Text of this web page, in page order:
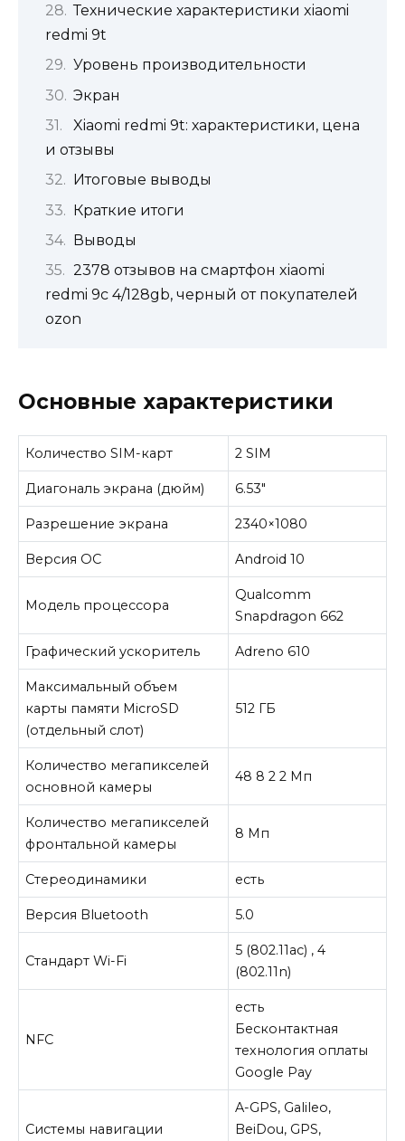
Технические характеристики xiaomi
redmi 9t
Уровень производительности
Экран
Xiaomi redmi 9t: характеристики, цена
и отзывы
Итоговые выводы
Краткие итоги
Выводы
2378 отзывов на смартфон xiaomi
redmi 9c 4/128gb, черный от покупателей
ozon
Основные характеристики
Количество SIM-карт 2 SIM
Диагональ экрана (дюйм) 6.53″
Разрешение экрана 2340×1080
Версия ОС Android 10
Модель процессора
Qualcomm
Snapdragon 662
Графический ускоритель Adreno 610
Максимальный объем
карты памяти MicroSD
(отдельный слот)
512 ГБ
Количество мегапикселей
основной камеры
48 8 2 2 Мп
Количество мегапикселей
фронтальной камеры
8 Мп
Стереодинамики есть
Версия Bluetooth 5.0
Стандарт Wi-Fi
5 (802.11ac) , 4
(802.11n)
NFC
есть
Бесконтактная
технология оплаты
Google Pay
Системы навигации
A-GPS, Galileo,
BeiDou, GPS,